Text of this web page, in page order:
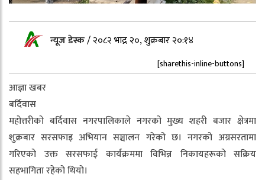
न्यूज डेस्क/२०८२ भाद्र २०, शुक्रबार २०:१४
[sharethis-inline-buttons]
आज्ञा खबर
बर्दिवास
महोत्तरीको बर्दिवास नगरपालिकाले नगरको मुख्य शहरी बजार क्षेत्रमा
शुक्रबार सरसफाइ अभियान सञ्चालन गरेको छ। नगरको अग्रसरतामा
गरिएको उक्त सरसफाई कार्यक्रममा विभिन्न निकायहरूको सक्रिय
सहभागिता रहेको थियो।